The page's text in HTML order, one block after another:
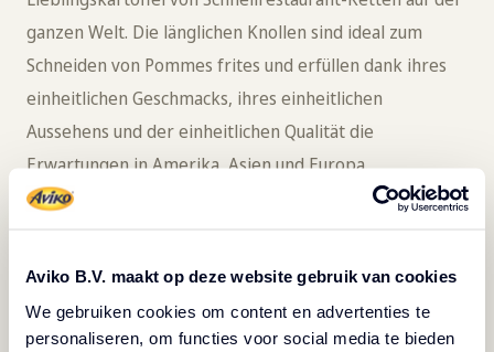
Aviko B.V. maakt op deze website gebruik van cookies
We gebruiken cookies om content en advertenties te
personaliseren, om functies voor social media te bieden
ganzen Welt. Die länglichen Knollen sind ideal zum
Schneiden von Pommes frites und erfüllen dank ihres
einheitlichen Geschmacks, ihres einheitlichen
Aussehens und der einheitlichen Qualität die
Erwartungen in Amerika, Asien und Europa.
Wie der Name bereits sagt, handelt es sich bei
frühere Sorten durch bessere Eigenschaften ersetzt.
Darüber hinaus ist Innovator nicht sehr anfällig für